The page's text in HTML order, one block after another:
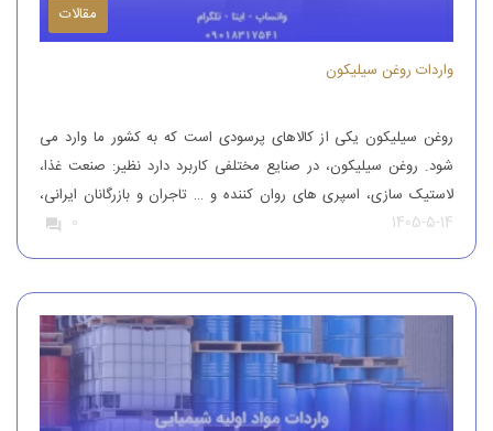
مقالات
واردات روغن سیلیکون
روغن سیلیکون یکی از کالاهای پرسودی است که به کشور ما وارد می
شود. روغن سیلیکون، در صنایع مختلفی کاربرد دارد نظیر: صنعت غذا،
لاستیک سازی، اسپری های روان کننده و … تاجران و بازرگانان ایرانی،
این محصول را از کشورهای همچون آلمان، ایتالیا، ترکیه و چین وارد
کشور می کنند تا بدین طریق نیاز […]
1405-5-14
0